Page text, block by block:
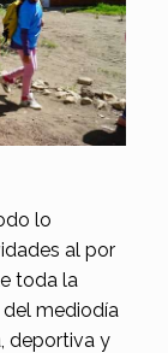
lo
al por
toda la
del mediodía
deportiva y